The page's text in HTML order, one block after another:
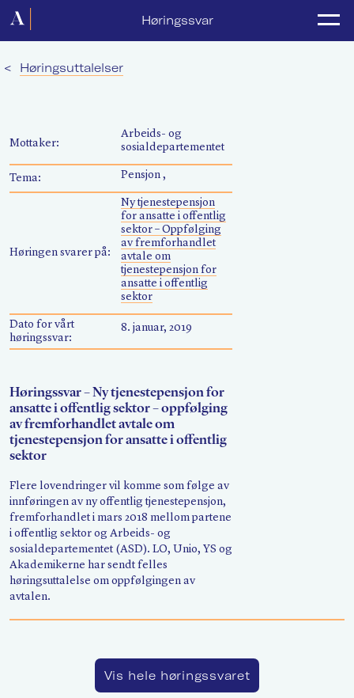
Høringssvar
Forside
For media
Akademikerne Pluss
Om Akademikerne
< Høringsuttalelser
Mottaker:
Arbeids- og
sosialdepartementet
Tema: Pensjon ,
Høringen svarer på:
Ny tjenestepensjon
for ansatte i offentlig
sektor – Oppfølging
av fremforhandlet
avtale om
tjenestepensjon for
ansatte i offentlig
sektor
Dato for vårt
høringssvar:
8. januar, 2019
Høringssvar – Ny tjenestepensjon for
ansatte i offentlig sektor – oppfølging
av fremforhandlet avtale om
tjenestepensjon for ansatte i offentlig
sektor
Flere lovendringer vil komme som følge av
innføringen av ny offentlig tjenestepensjon,
fremforhandlet i mars 2018 mellom partene
i offentlig sektor og Arbeids- og
sosialdepartementet (ASD). LO, Unio, YS og
Akademikerne har sendt felles
høringsuttalelse om oppfølgingen av
avtalen.
Vis hele høringssvaret